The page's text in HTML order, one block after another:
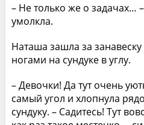
– Не только же о задачах…
умолкла.
Наташа зашла за занавеску
ногами на сундуке в углу.
– Девочки! Да тут очень
самый угол и хлопнула
сундуку. – Садитесь! Тут